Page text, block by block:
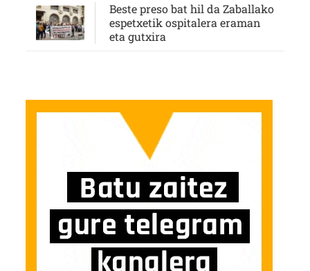
Beste preso bat hil da Zaballako
espetxetik ospitalera eraman
eta gutxira